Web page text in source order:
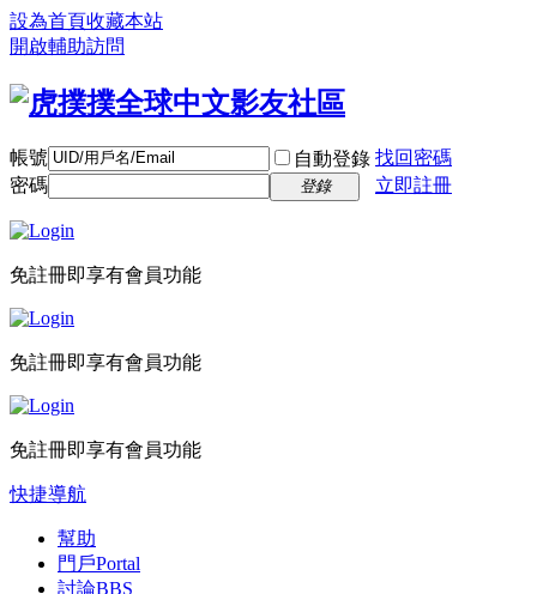
設為首頁收藏本站
開啟輔助訪問
帳號 自動登錄 找回密碼
密碼
登錄 立即註冊
免註冊即享有會員功能
免註冊即享有會員功能
免註冊即享有會員功能
快捷導航
幫助
門戶Portal
討論BBS